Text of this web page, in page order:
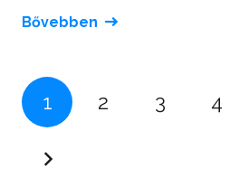
Bővebben
1 2 3 4